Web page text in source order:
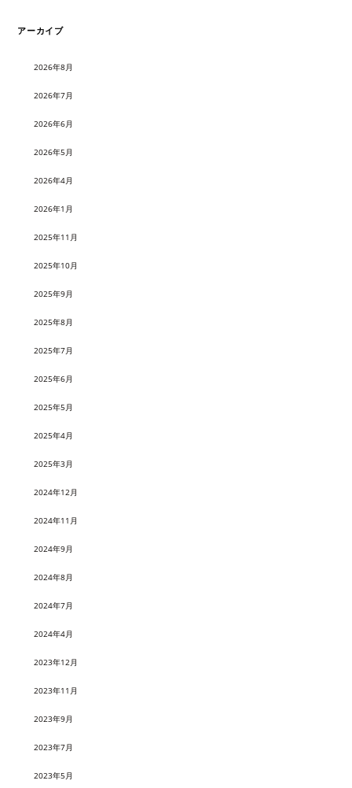
アーカイブ
2026年8月
2026年7月
2026年6月
2026年5月
2026年4月
2026年1月
2025年11月
2025年10月
2025年9月
2025年8月
2025年7月
2025年6月
2025年5月
2025年4月
2025年3月
2024年12月
2024年11月
2024年9月
2024年8月
2024年7月
2024年4月
2023年12月
2023年11月
2023年9月
2023年7月
2023年5月